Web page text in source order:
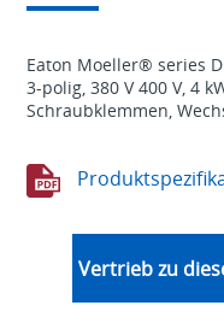
Eaton Moeller® series
3-polig, 380 V 400 V, 4
Schraubklemmen,
Vertrieb zu